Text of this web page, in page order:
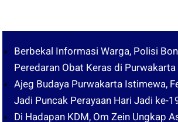
Berbekal Informasi Warga, Polisi
Peredaran Obat Keras di Purwakarta
Ajeg Budaya Purwakarta Istimewa,
Jadi Puncak Perayaan Hari Jadi ke-
Di Hadapan KDM, Om Zein Ungkap